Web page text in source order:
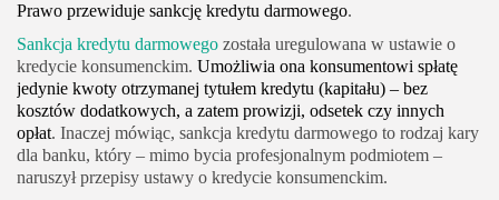
Prawo przewiduje sankcję kredytu darmowego.
Sankcja kredytu darmowego została uregulowana w ustawie o
kredycie konsumenckim. Umożliwia ona konsumentowi spłatę
jedynie kwoty otrzymanej tytułem kredytu (kapitału) – bez
kosztów dodatkowych, a zatem prowizji, odsetek czy innych
opłat. Inaczej mówiąc, sankcja kredytu darmowego to rodzaj kary
dla banku, który – mimo bycia profesjonalnym podmiotem –
naruszył przepisy ustawy o kredycie konsumenckim.